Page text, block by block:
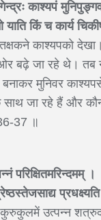
काश्यपं
याति किं च कार्य
तक्षकने काश्यपको
बढ़े जा रहे थे। तब
बनाकर मुनिवर
साथ जा रहे हैं और
37 ॥
परिक्षितमरिन्दमम् ।
उत्पन्न